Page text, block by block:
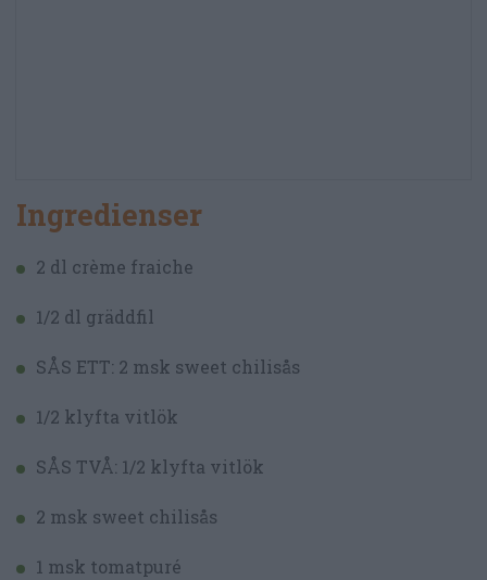
Ingredienser
2 dl crème fraiche
1/2 dl gräddfil
SÅS ETT: 2 msk sweet chilisås
1/2 klyfta vitlök
SÅS TVÅ: 1/2 klyfta vitlök
2 msk sweet chilisås
1 msk tomatpuré